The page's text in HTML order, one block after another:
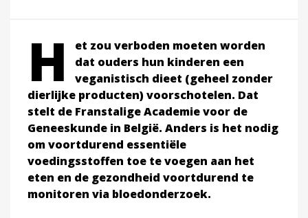
H
et zou verboden moeten worden
dat ouders hun kinderen een
veganistisch dieet (geheel zonder
dierlijke producten) voorschotelen. Dat
stelt de Franstalige Academie voor de
Geneeskunde in België. Anders is het nodig
om voortdurend essentiële
voedingsstoffen toe te voegen aan het
eten en de gezondheid voortdurend te
monitoren via bloedonderzoek.